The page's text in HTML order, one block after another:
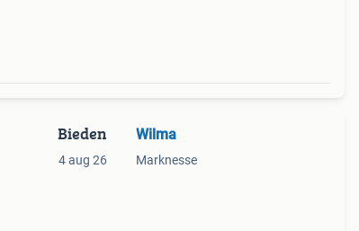
Bieden
4 aug 26
Wilma
Marknesse